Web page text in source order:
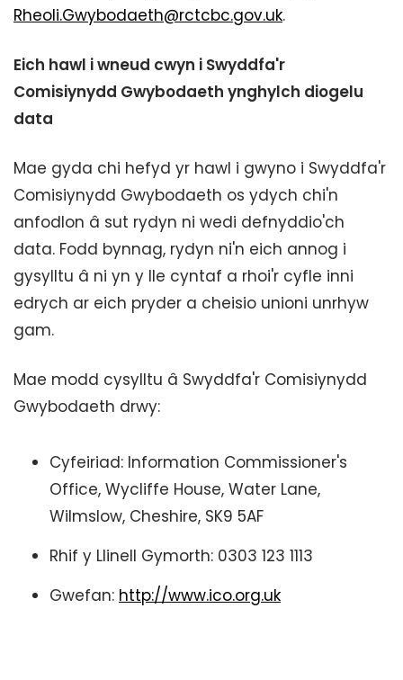
Rheoli.Gwybodaeth@rctcbc.gov.uk.
Eich hawl i wneud cwyn i Swyddfa'r
Comisiynydd Gwybodaeth ynghylch diogelu
data
Mae gyda chi hefyd yr hawl i gwyno i Swyddfa'r
Comisiynydd Gwybodaeth os ydych chi'n
anfodlon â sut rydyn ni wedi defnyddio'ch
data. Fodd bynnag, rydyn ni'n eich annog i
gysylltu â ni yn y lle cyntaf a rhoi'r cyfle inni
edrych ar eich pryder a cheisio unioni unrhyw
gam.
Mae modd cysylltu â Swyddfa'r Comisiynydd
Gwybodaeth drwy:
Cyfeiriad: Information Commissioner's
Office, Wycliffe House, Water Lane,
Wilmslow, Cheshire, SK9 5AF
Rhif y Llinell Gymorth: 0303 123 1113
Gwefan: http://www.ico.org.uk